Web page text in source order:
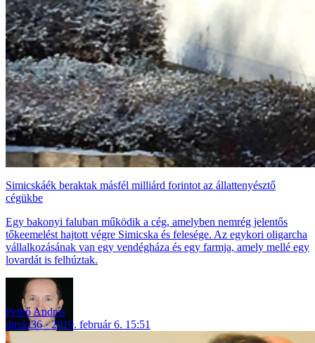
Simicskáék beraktak másfél milliárd forintot az állattenyésztő
cégükbe
Egy bakonyi faluban működik a cég, amelyben nemrég jelentős
tőkeemelést hajtott végre Simicska és felesége. Az egykori oligarcha
vállalkozásának van egy vendégháza és egy farmja, amely mellé egy
lovardát is felhúztak.
Pethő András
direkt36
2019. február 6. 15:51